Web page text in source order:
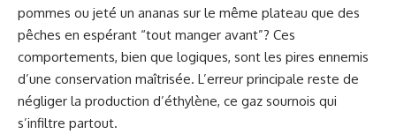
pommes ou jeté un ananas sur le même plateau que des
pêches en espérant “tout manger avant”? Ces
comportements, bien que logiques, sont les pires ennemis
d’une conservation maîtrisée. L’erreur principale reste de
négliger la production d’éthylène, ce gaz sournois qui
s’infiltre partout.